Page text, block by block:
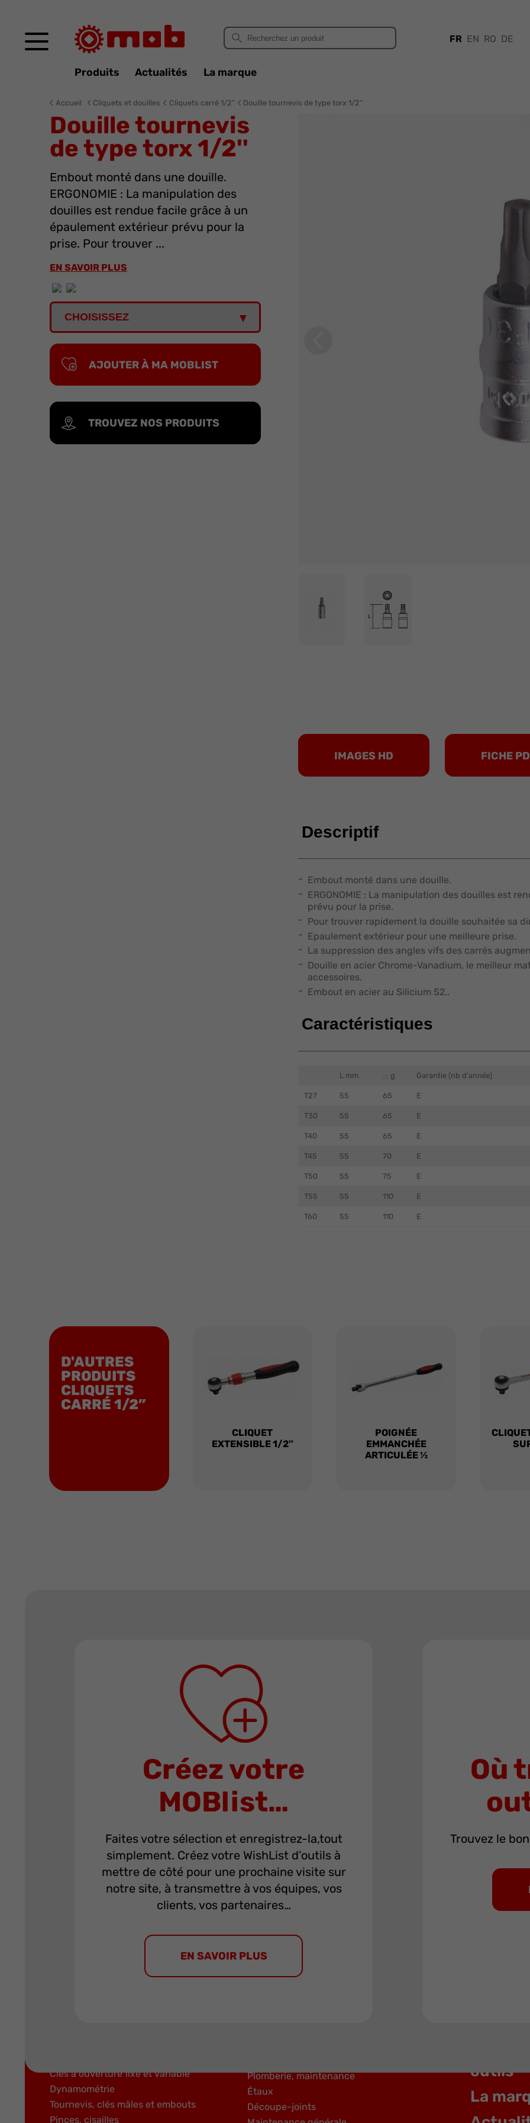
FR EN RO DE
Produits Actualités La marque
Accueil Cliquets et douilles Cliquets carré 1/2” Douille tournevis de type torx 1/2''
Douille tournevis
de type torx 1/2''
Embout monté dans une douille.
ERGONOMIE : La manipulation des
douilles est rendue facile grâce à un
épaulement extérieur prévu pour la
prise. Pour trouver ...
EN SAVOIR PLUS
AJOUTER À MA MOBLIST
TROUVEZ NOS PRODUITS
IMAGES HD FICHE
Descriptif
Embout monté dans une douille.
ERGONOMIE : La manipulation des douilles est
prévu pour la prise.
Pour trouver rapidement la douille souhaitée sa
Epaulement extérieur pour une meilleure prise.
La suppression des angles vifs des carrés
Douille en acier Chrome-Vanadium, le meilleur
accessoires.
Embout en acier au Silicium S2..
Caractéristiques
L mm g Garantie (nb d'année)
T27 55 65 E
T30 55 65 E
T40 55 65 E
T45 55 70 E
T50 55 75 E
T55 55 110 E
T60 55 110 E
D'AUTRES
PRODUITS
CLIQUETS
CARRÉ 1/2”
CLIQUET
EXTENSIBLE 1/2''
POIGNÉE
EMMANCHÉE
ARTICULÉE ½
Créez votre
MOBlist…
Faites votre sélection et enregistrez-la,tout
simplement. Créez votre WishList d’outils à
mettre de côté pour une prochaine visite sur
notre site, à transmettre à vos équipes, vos
clients, vos partenaires…
EN SAVOIR PLUS
Où
Trouvez le
Clés à ouverture fixe et variable
Dynamométrie
Tournevis, clés mâles et embouts
Pinces, cisailles
Plomberie, maintenance
Étaux
Découpe-joints
outils
La